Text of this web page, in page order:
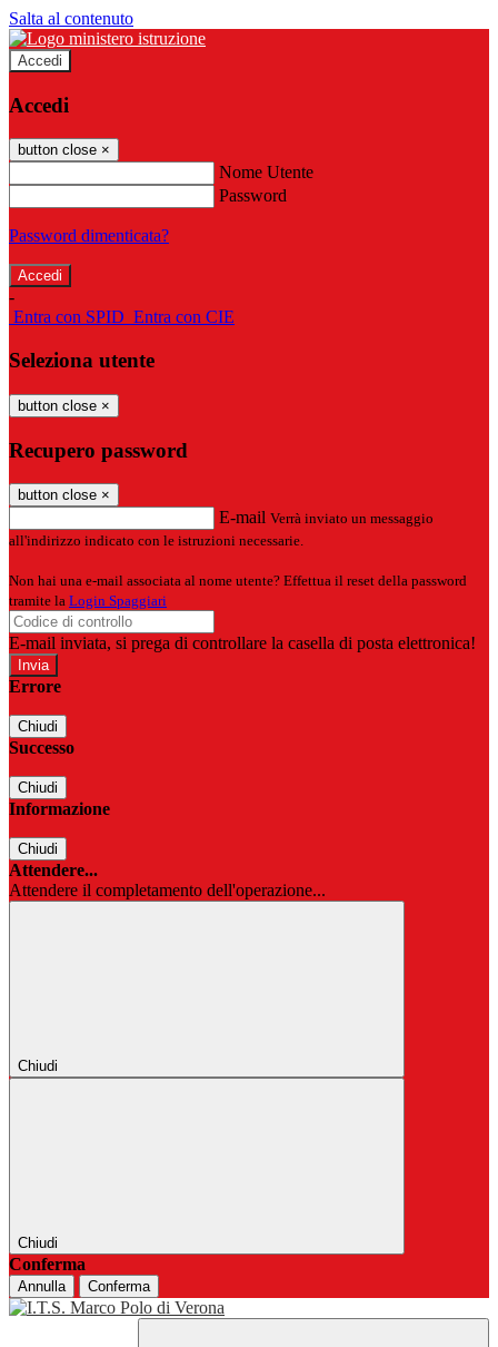
Salta al contenuto
Accedi
Accedi
button close ×
Nome Utente
Password
Password dimenticata?
-
Entra con SPID Entra con CIE
Seleziona utente
button close ×
Recupero password
button close ×
E-mail Verrà inviato un messaggio
all'indirizzo indicato con le istruzioni necessarie.
Non hai una e-mail associata al nome utente? Effettua il reset della password
tramite la Login Spaggiari
E-mail inviata, si prega di controllare la casella di posta elettronica!
Errore
Chiudi
Successo
Chiudi
Informazione
Chiudi
Attendere...
Attendere il completamento dell'operazione...
Chiudi
Chiudi
Conferma
Annulla Conferma